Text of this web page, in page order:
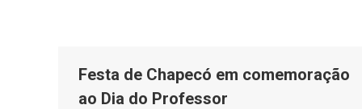
Festa de Chapecó em comemoração
ao Dia do Professor